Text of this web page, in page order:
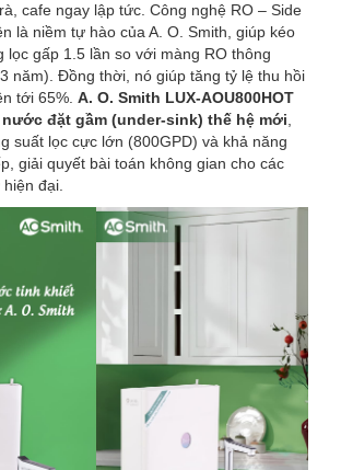
cafe ngay lập tức. Công nghệ RO – Side
là niềm tự hào của A. O. Smith, giúp kéo
lọc gấp 1.5 lần so với màng RO thông
năm). Đồng thời, nó giúp tăng tỷ lệ thu hồi
tới 65%. A. O. Smith LUX-AOU800HOT
nước đặt gầm (under-sink) thế hệ mới
suất lọc cực lớn (800GPD) và khả năng
giải quyết bài toán không gian cho các
đại.